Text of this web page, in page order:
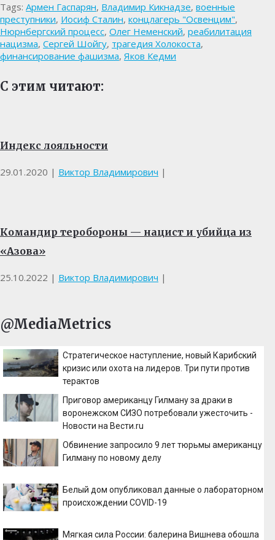
Tags: Армен Гаспарян, Владимир Кикнадзе, военные
преступники, Иосиф Сталин, концлагерь "Освенцим",
Нюрнбергский процесс, Олег Неменский, реабилитация
нацизма, Сергей Шойгу, трагедия Холокоста,
финансирование фашизма, Яков Кедми
С этим читают:
Индекс лояльности
29.01.2020 | Виктор Владимирович |
Командир теробороны — нацист и убийца из
«Азова»
25.10.2022 | Виктор Владимирович |
@MediaMetrics
Стратегическое наступление, новый Карибский
кризис или охота на лидеров. Три пути против
терактов
Приговор американцу Гилману за драки в
воронежском СИЗО потребовали ужесточить -
Новости на Вести.ru
Обвинение запросило 9 лет тюрьмы американцу
Гилману по новому делу
Белый дом опубликовал данные о лабораторном
происхождении COVID-19
Мягкая сила России: балерина Вишнева обошла